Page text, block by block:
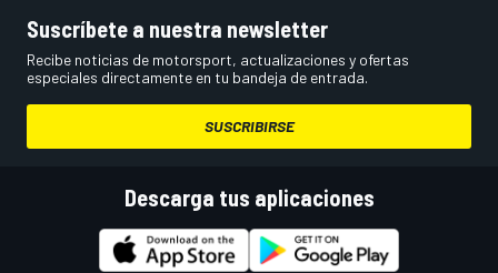
Suscríbete a nuestra newsletter
Recibe noticias de motorsport, actualizaciones y ofertas
especiales directamente en tu bandeja de entrada.
SUSCRIBIRSE
Descarga tus aplicaciones